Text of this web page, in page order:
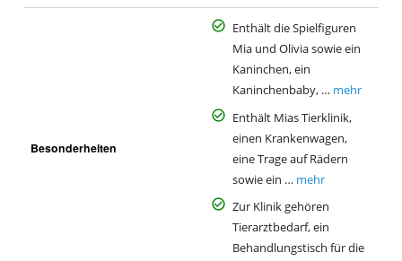
Besonderheiten
Enthält die Spielfiguren
Mia und Olivia sowie ein
Kaninchen, ein
Kaninchenbaby, … mehr
Enthält Mias Tierklinik,
einen Krankenwagen,
eine Trage auf Rädern
sowie ein … mehr
Zur Klinik gehören
Tierarztbedarf, ein
Behandlungstisch für die